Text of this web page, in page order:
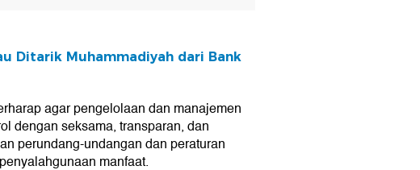
Ditarik Muhammadiyah dari Bank
agar pengelolaan dan manajemen
dengan seksama, transparan, dan
perundang-undangan dan peraturan
manfaat.